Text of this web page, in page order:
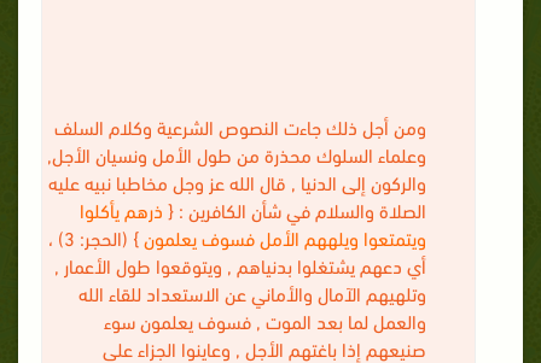
ومن أجل ذلك جاءت النصوص الشرعية وكلام السلف
وعلماء السلوك محذرة من طول الأمل ونسيان الأجل,
والركون إلى الدنيا , قال الله عز وجل مخاطبا نبيه عليه
الصلاة والسلام في شأن الكافرين : { ذرهم يأكلوا
ويتمتعوا ويلههم الأمل فسوف يعلمون
} (الحجر: 3) ،
أي دعهم يشتغلوا بدنياهم , ويتوقعوا طول الأعمار ,
وتلهيهم الآمال والأماني عن الاستعداد للقاء الله
والعمل لما بعد الموت , فسوف يعلمون سوء
صنيعهم إذا باغتهم الأجل , وعاينوا الجزاء على